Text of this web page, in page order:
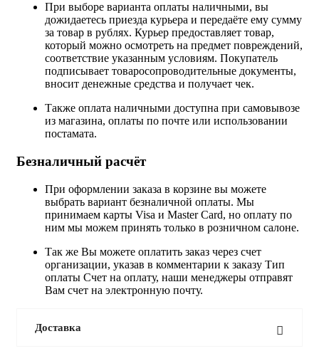
При выборе варианта оплаты наличными, вы
дожидаетесь приезда курьера и передаёте ему сумму
за товар в рублях. Курьер предоставляет товар,
который можно осмотреть на предмет повреждений,
соответствие указанным условиям. Покупатель
подписывает товаросопроводительные документы,
вносит денежные средства и получает чек.
Также оплата наличными доступна при самовывозе
из магазина, оплаты по почте или использовании
постамата.
Безналичный расчёт
При оформлении заказа в корзине вы можете
выбрать вариант безналичной оплаты. Мы
принимаем карты Visa и Master Card, но оплату по
ним мы можем принять только в розничном салоне.
Так же Вы можете оплатить заказ через счет
организации, указав в комментарии к заказу Тип
оплаты Счет на оплату, наши менеджеры отправят
Вам счет на электронную почту.
Доставка